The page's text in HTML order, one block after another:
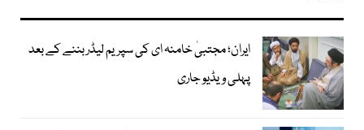
ایران؛ مجتبیٰ خامنہ ای کی سپریم لیڈر بننے کے بعد
پہلی ویڈیو جاری